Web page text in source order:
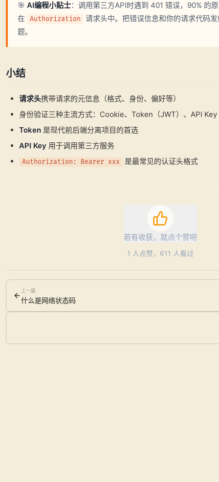
🎯 AI编程小贴士：调用第三方API时遇到 401 错误，90% 的
在
Authorization
请求头中。把错误信息和你的请求代码
题。
小结
请求头携带请求的元信息（格式、身份、偏好等）
身份验证三种主流方式：Cookie、Token（JWT）、API Key
Token 是现代前后端分离项目的首选
API Key 用于调用第三方服务
Authorization: Bearer xxx 是最常见的认证头格式
若有收获，就点个赞吧
1 人点赞， 611 人看过
上一篇
什么是网络状态码